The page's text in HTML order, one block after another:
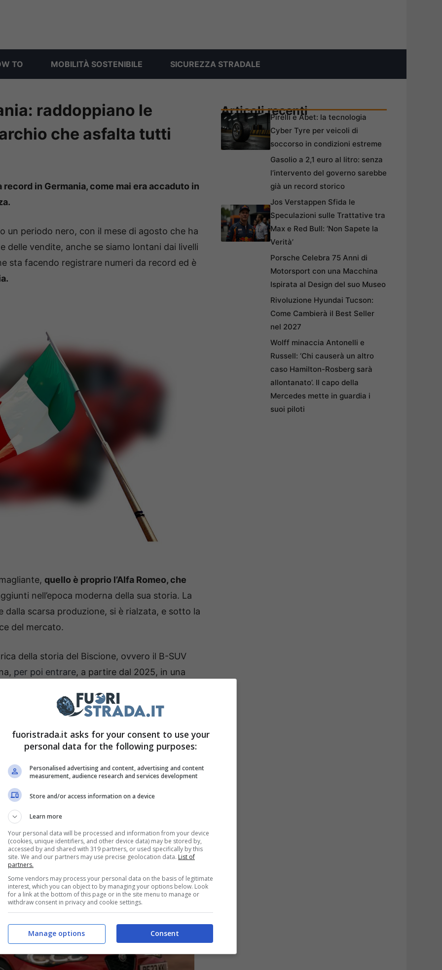
TO MOBILITÀ SOSTENIBILE SICUREZZA STRADALE
raddoppiano le
che asfalta tutti
in Germania, come mai era accaduto in
un periodo nero, con il mese di agosto che ha
vendite, anche se siamo lontani dai livelli
sta facendo registrare numeri da record ed è
quello è proprio l’Alfa Romeo, che
nell’epoca moderna della sua storia. La
scarsa produzione, si è rialzata, e sotto la
del mercato.
della storia del Biscione, ovvero il B-SUV
per poi entrare, a partire dal 2025, in una
in Europa. L’ultimo dato è da non credere.
sono da record
darci un’ulteriore conferma in tal senso.
dei Trasporti Automobilistici,
il 105,4% in più di Alfa rispetto allo
Articoli recentiPirelli e Abet: la tecnologia
Cyber Tyre per veicoli di
soccorso in condizioni estreme
Gasolio a 2,1 euro al litro: senza
l’intervento del governo sarebbe
già un record storico
Jos Verstappen Sfida le
Speculazioni sulle Trattative tra
Max e Red Bull: ‘Non Sapete la
Verità’
Porsche Celebra 75 Anni di
Motorsport con una Macchina
Ispirata al Design del suo Museo
Rivoluzione Hyundai Tucson:
Come Cambierà il Best Seller
nel 2027
Wolff minaccia Antonelli e
Russell: ‘Chi causerà un altro
caso Hamilton-Rosberg sarà
allontanato’. Il capo della
Mercedes mette in guardia i
suoi piloti
fuoristrada.it asks for your consent to use your
personal data for the following purposes:
Personalised advertising and content, advertising and content
measurement, audience research and services development
Store and/or access information on a device
Learn more
Your personal data will be processed and information from your device
(cookies, unique identifiers, and other device data) may be stored by,
accessed by and shared with 319 partners, or used specifically by this
site. We and our partners may use precise geolocation data. List of
partners.
Some vendors may process your personal data on the basis of legitimate
interest, which you can object to by managing your options below. Look
for a link at the bottom of this page or in the site menu to manage or
withdraw consent in privacy and cookie settings.
Consent
Manage options